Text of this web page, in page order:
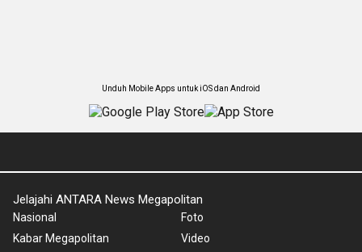
Unduh Mobile Apps untuk iOS dan Android
Jelajahi ANTARA News Megapolitan
Nasional
Kabar Megapolitan
Foto
Video